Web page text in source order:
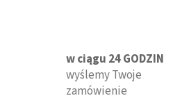
w ciągu 24 GODZIN
wyślemy Twoje
zamówienie